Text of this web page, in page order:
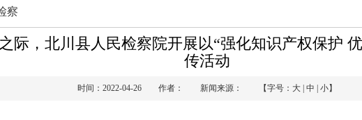
察
际，北川县人民检察院开展以“强化知识产权保护
传活动
时间：2022-04-26 作者： 新闻来源： 【字号： 大 中 小】